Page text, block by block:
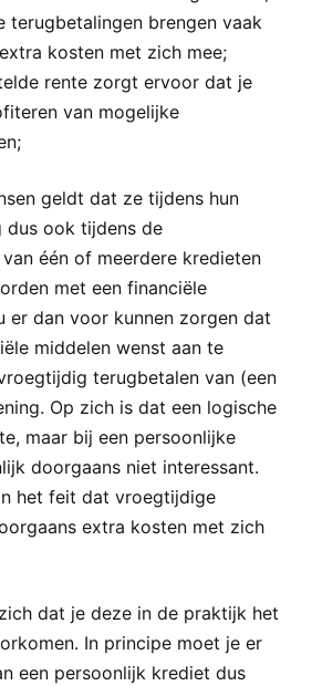
terugbetalingen brengen vaak
kosten met zich mee;
rente zorgt ervoor dat je
van mogelijke
geldt dat ze tijdens hun
dus ook tijdens de
één of meerdere kredieten
met een financiële
er dan voor kunnen zorgen dat
middelen wenst aan te
terugbetalen van (een
Op zich is dat een logische
maar bij een persoonlijke
doorgaans niet interessant.
het feit dat vroegtijdige
extra kosten met zich
dat je deze in de praktijk het
In principe moet je er
een persoonlijk krediet dus